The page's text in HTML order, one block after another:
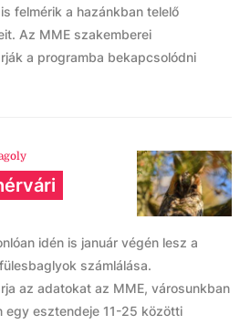
felmérik a hazánkban telelő
Az MME szakemberei
a programba bekapcsolódni
idén is január végén lesz a
számlálása.
az adatokat az MME, városunkban
egy esztendeje 11-25 közötti